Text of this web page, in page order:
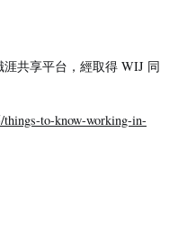
涯共享平台，經取得 WIJ 同
things-to-know-working-in-